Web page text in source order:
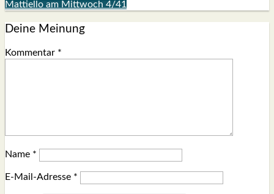
Mattiello am Mittwoch 4/41
Deine Meinung
Kommentar *
Name *
E-Mail-Adresse *